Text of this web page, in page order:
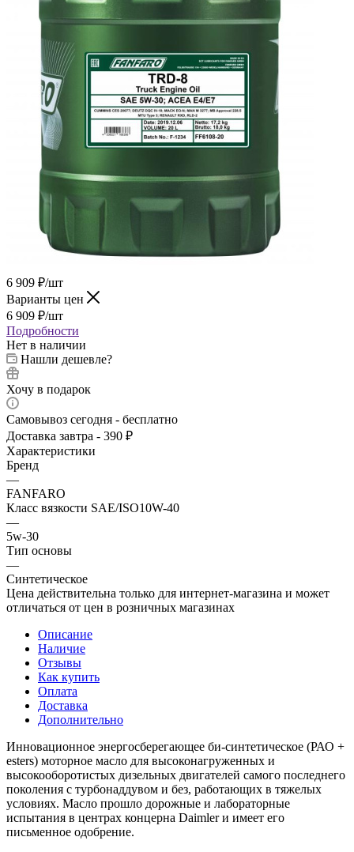
6 909 ₽/шт
Варианты цен
6 909 ₽/шт
Подробности
Нет в наличии
Нашли дешевле?
Хочу в подарок
Самовывоз сегодня - бесплатно
Доставка завтра - 390 ₽
Характеристики
Бренд
—
FANFARO
Класс вязкости SAE/ISO10W-40
—
5w-30
Тип основы
—
Синтетическое
Цена действительна только для интернет-магазина и может
отличаться от цен в розничных магазинах
Описание
Наличие
Отзывы
Как купить
Оплата
Доставка
Дополнительно
Инновационное энергосберегающее би-синтетическое (РАО +
esters) моторное масло для высоконагруженных и
высокооборотистых дизельных двигателей самого последнего
поколения с турбонаддувом и без, работающих в тяжелых
условиях. Масло прошло дорожные и лабораторные
испытания в центрах концерна Daimler и имеет его
письменное одобрение.